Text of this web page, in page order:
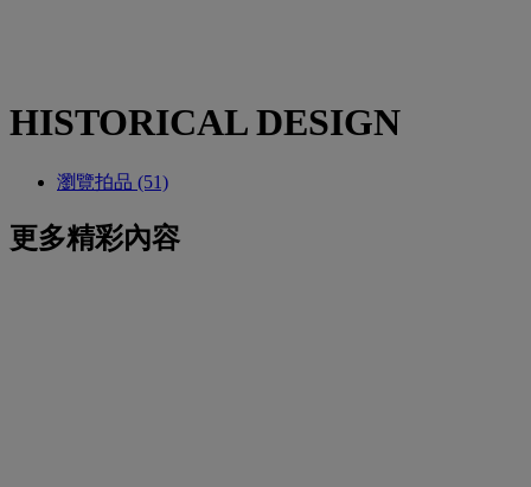
HISTORICAL DESIGN
瀏覽拍品 (51)
更多精彩內容